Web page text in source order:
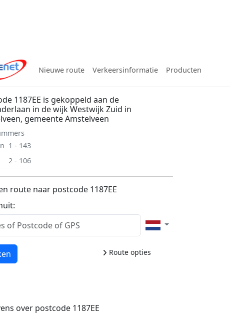
Nieuwe route Verkeersinformatie Producten
1187EE is gekoppeld aan de
in de wijk Westwijk Zuid in
gemeente Amstelveen
1 - 143
2 - 106
route naar postcode 1187EE
Route opties
over postcode 1187EE